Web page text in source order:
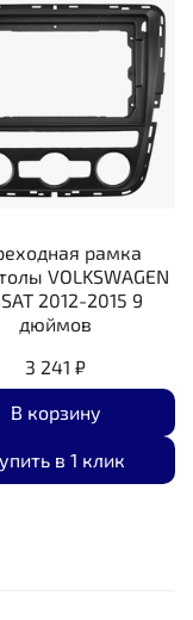
рамка
VOLKSWAGEN
2012-2015 9
дюймов
3 241 ₽
В корзину
в 1 клик